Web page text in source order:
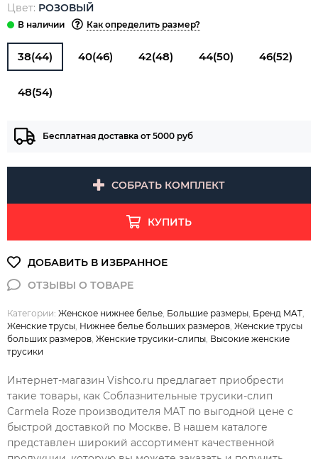
Цвет: РОЗОВЫЙ
Как определить размер?
38(44) 40(46) 42(48) 44(50) 46(52)
48(54)
Бесплатная доставка от 5000 руб
СОБРАТЬ КОМПЛЕКТ
КУПИТЬ
Категории: Женское нижнее белье Большие размеры Бренд MAT
Женские трусы Нижнее белье больших размеров Женские трусы
больших размеров Женские трусики-слипы Высокие женские
трусики
Интернет-магазин Vishco.ru предлагает приобрести
такие товары, как Соблазнительные трусики-слип
Carmela Roze производителя MAT по выгодной цене с
быстрой доставкой по Москве. В нашем каталоге
представлен широкий ассортимент качественной